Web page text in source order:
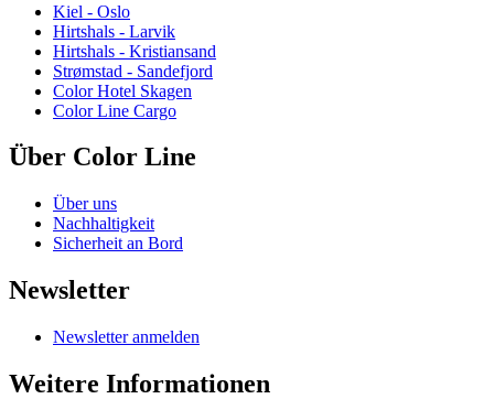
Kiel - Oslo
Hirtshals - Larvik
Hirtshals - Kristiansand
Strømstad - Sandefjord
Color Hotel Skagen
Color Line Cargo
Über Color Line
Über uns
Nachhaltigkeit
Sicherheit an Bord
Newsletter
Newsletter anmelden
Weitere Informationen